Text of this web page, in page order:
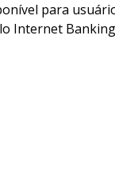
para
Internet